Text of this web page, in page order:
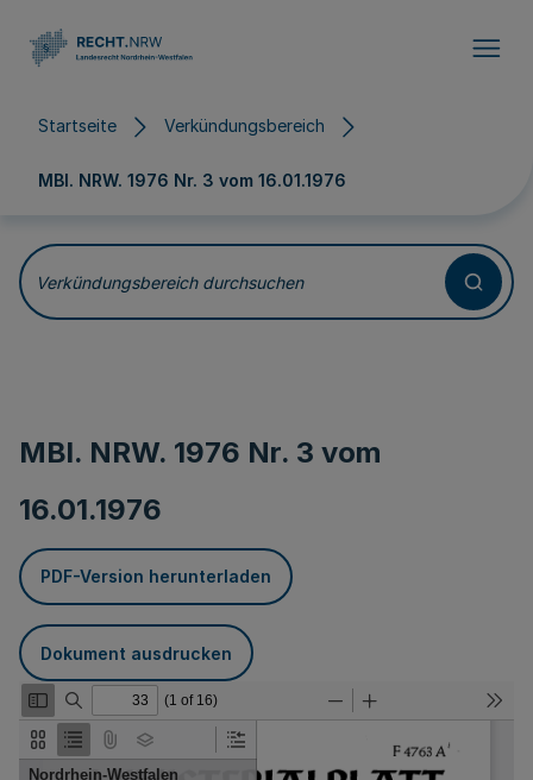
Startseite Verkündungsbereich
MBl. NRW. 1976 Nr. 3 vom 16.01.1976
Verkündungsbereich durchsuchen
MBl. NRW. 1976 Nr. 3 vom
16.01.1976
PDF-Version herunterladen
Dokument ausdrucken